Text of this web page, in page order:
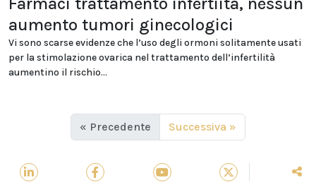
aumento tumori ginecologici
Vi sono scarse evidenze che l’uso degli ormoni solitamente usati
per la stimolazione ovarica nel trattamento dell’infertilità
aumentino il rischio...
« Precedente Successiva »